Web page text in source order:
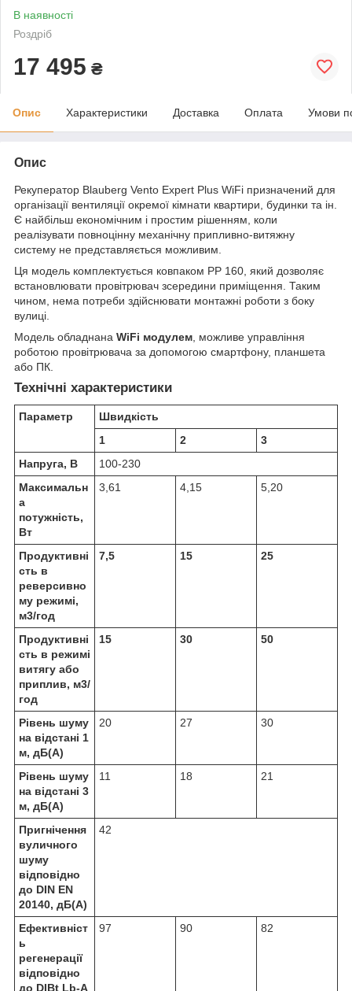
В наявності
Роздріб
17 495 ₴
Опис Характеристики Доставка Оплата Умови
Опис
Рекуператор Blauberg Vento Expert Plus WiFi призначений для
організації вентиляції окремої кімнати квартири, будинки та ін.
Є найбільш економічним і простим рішенням, коли
реалізувати повноцінну механічну припливно-витяжну
систему не представляється можливим.
Ця модель комплектується ковпаком РР 160, який дозволяє
встановлювати провітрювач зсередини приміщення. Таким
чином, нема потреби здійснювати монтажні роботи з боку
вулиці.
Модель обладнана WiFi модулем , можливе управління
роботою провітрювача за допомогою смартфону, планшета
або ПК.
Технічні характеристики
Параметр
Швидкість
1
2
3
Напруга, В
100-230
Максимальн
а
потужність,
Вт
3,61 4,15 5,20
Продуктивні
сть в
реверсивно
му режимі,
м3/год
7,5 15 25
Продуктивні
сть в режимі
витягу або
приплив, м3/
год
15 30 50
Рівень шуму
на відстані 1
м, дБ(А)
20 27 30
Рівень шуму
на відстані 3
м, дБ(А)
11 18 21
Пригнічення
вуличного
шуму
відповідно
до DIN EN
20140, дБ(А)
42
Ефективніст
ь
регенерації
відповідно
до DIBt Lb-A
97 90 82